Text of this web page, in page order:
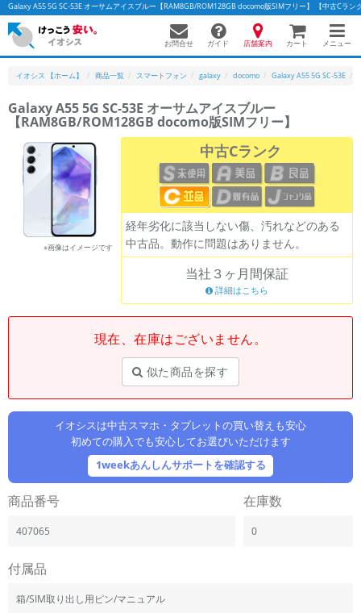
Galaxy A55 5G SC-53E オーサムアイスブルー【RAM8GB/ROM128GB docomo版SIMフリー】 【中古Cラ
お問合せ ガイド 店舗案内 カート メニュー
イオシス 【ホーム】 商品一覧 スマートフォン galaxy docomo Galaxy A55 5G SC-53E
Galaxy A55 5G SC-53E オーサムアイスブルー
【RAM8GB/ROM128GB docomo版SIMフリー】
※画像はイメージです
中古Cランク
経年劣化に該当しない傷、汚れなどのある
中古品。動作に問題はありません。
当社３ヶ月間保証
詳細はこちら
現在、在庫はございません。
似た商品を探す
イオシスは中古スマホ・タブレットの買い替えも安心
初めての購入でも安心してお選びいただけます
1weekあんしんサポートを確認する
商品番号
407065
在庫数
0
付属品
箱/SIM取り出し用ピン/マニュアル
かんたんパソコン検索に切り替える
フリーワード
除外ワード
人気の検索ワード：Let's note EliteBookMacBook
「スマートフォン」「タブレット」など
製造、販売メーカーの絞り込み
「Apple」「SONY」「SHARP」など
商品の搭載機能による絞り込み
ドライブ
ドライブの絞り込み
ランク
商品状態の絞り込み